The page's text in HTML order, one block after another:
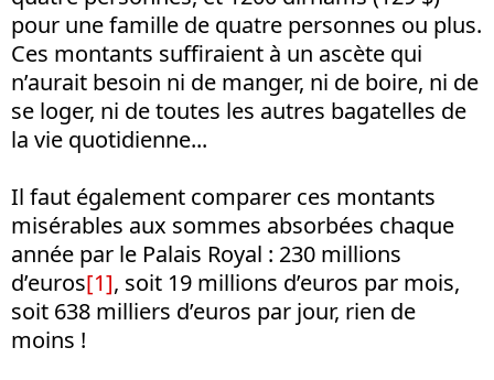
pour une famille de quatre personnes ou plus.
Ces montants suffiraient à un ascète qui
n’aurait besoin ni de manger, ni de boire, ni de
se loger, ni de toutes les autres bagatelles de
la vie quotidienne...
Il faut également comparer ces montants
misérables aux sommes absorbées chaque
année par le Palais Royal : 230 millions
d’euros[1], soit 19 millions d’euros par mois,
soit 638 milliers d’euros par jour, rien de
moins !